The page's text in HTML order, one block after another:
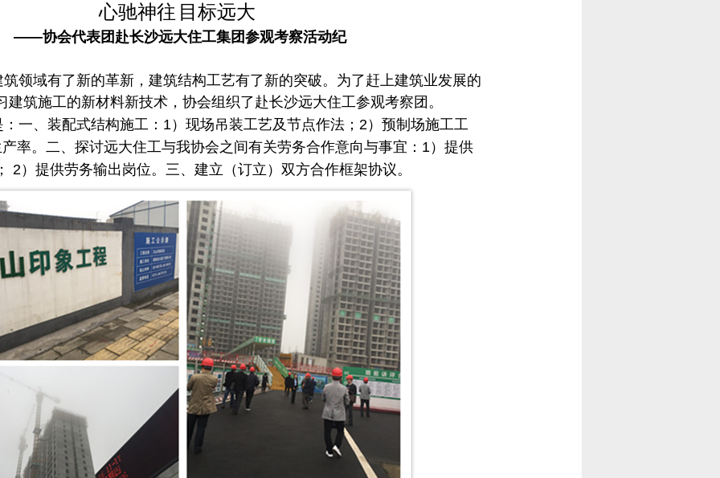
心驰神往 目标远大
——协会代表团赴长沙远大住工集团参观考察活动纪
域有了新的革新，建筑结构工艺有了新的突破。为了赶上建筑业发展的
建筑施工的新材料新技术，协会组织了赴长沙远大住工参观考察团。
、装配式结构施工： 1）现场吊装工艺及节点作法；2）预制场施工工
率。二、探讨远大住工与我协会之间有关劳务合作意向与事宜：1）提供
2）提供劳务输出岗位。三、建立（订立）双方合作框架协议。